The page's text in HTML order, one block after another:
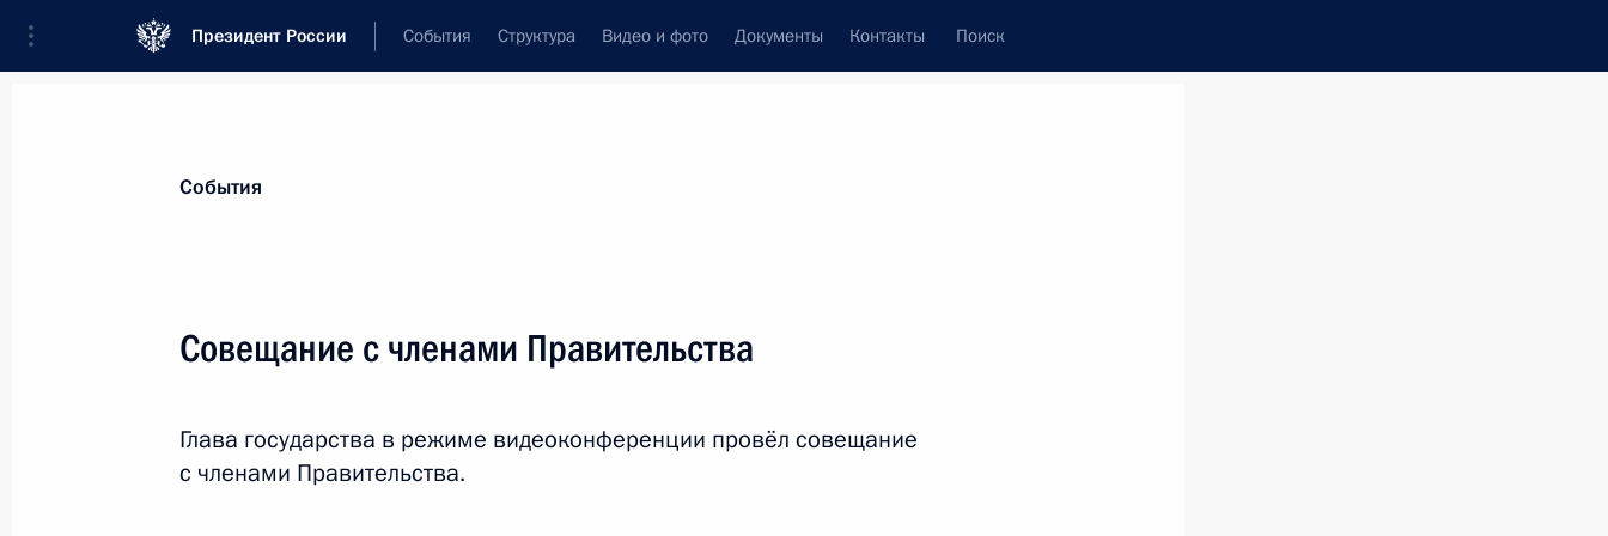
Президент России События Структура Видео и фото Документы Контакты Поиск
Федерации
Лента событий Подписаться на ленту
События
Совещание с членами Правительства
Глава государства в режиме видеоконференции провёл совещание
с членами Правительства.